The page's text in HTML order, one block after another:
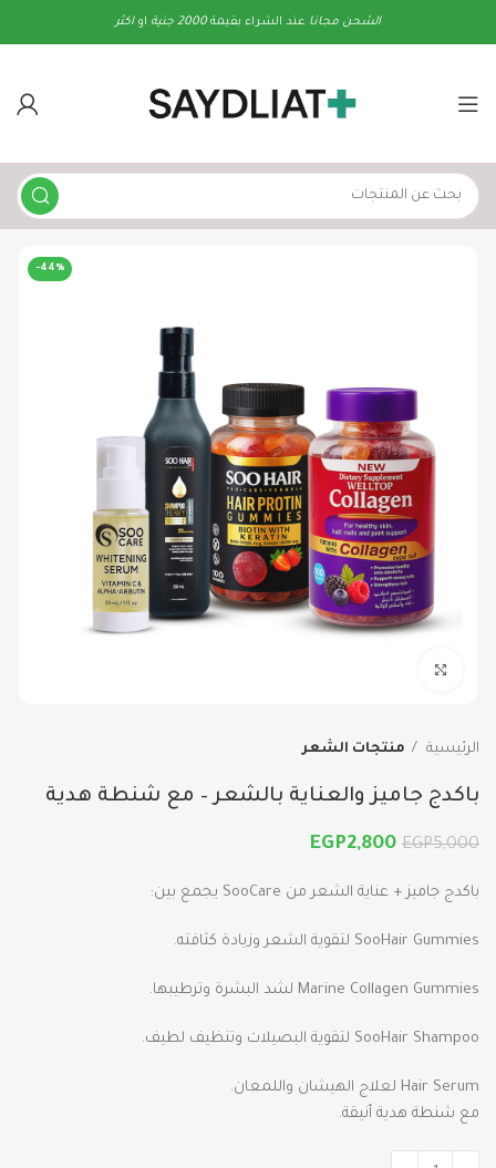
الشحن مجانا عند الشراء بقيمة2000 جنية اواكثر
-44%
الرئيسية منتجات الشعر
باكدج جاميز والعناية بالشعر – مع شنطة هدية
EGP5,000
EGP2,800
باكدج جاميز + عناية الشعر من SooCare يجمع بين:
SooHair Gummies لتقوية الشعر وزيادة كثافته.
Marine Collagen Gummies لشد البشرة وترطيبها.
SooHair Shampoo لتقوية البصيلات وتنظيف لطيف.
Hair Serum لعلاج الهيشان واللمعان.
مع شنطة هدية أنيقة.